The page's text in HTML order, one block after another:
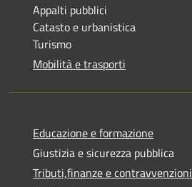
Appalti pubblici
Catasto e urbanistica
Turismo
Mobilità e trasporti
Educazione e formazione
Giustizia e sicurezza pubblica
Tributi,finanze e contravvenzioni